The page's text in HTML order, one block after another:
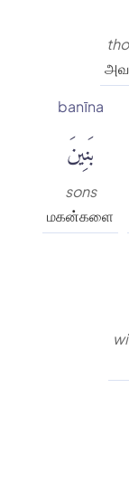
banīna
بَنِينَ
sons
மகன்களை